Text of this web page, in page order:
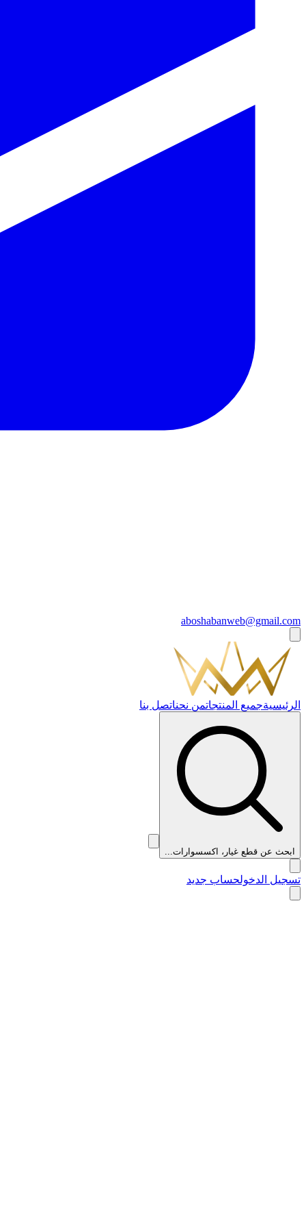
aboshabanweb@gmail.com
الرئيسيةجميع المنتجاتمن نحناتصل بنا
ابحث عن قطع غيار، اكسسوارات...
تسجيل الدخولحساب جديد